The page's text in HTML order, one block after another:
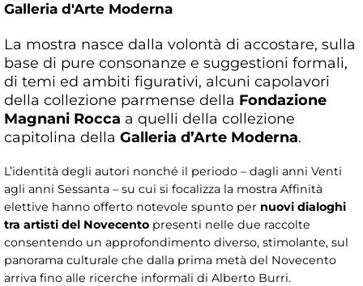
Galleria d'Arte Moderna
La mostra nasce dalla volontà di accostare, sulla
base di pure consonanze e suggestioni formali,
di temi ed ambiti figurativi, alcuni capolavori
della collezione parmense della Fondazione
Magnani Rocca a quelli della collezione
capitolina della Galleria d’Arte Moderna.
L’identità degli autori nonché il periodo – dagli anni Venti
agli anni Sessanta – su cui si focalizza la mostra Affinità
elettive hanno offerto notevole spunto per nuovi dialoghi
tra artisti del Novecento presenti nelle due raccolte
consentendo un approfondimento diverso, stimolante, sul
panorama culturale che dalla prima metà del Novecento
arriva fino alle ricerche informali di Alberto Burri.